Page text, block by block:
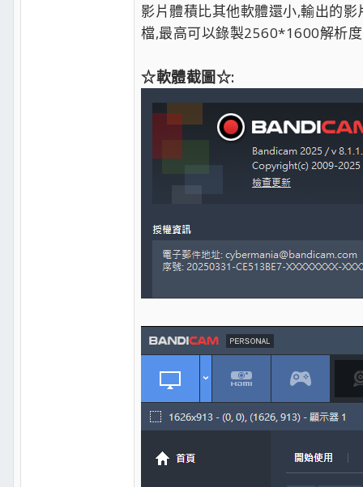
影片體積比其他軟體還小,輸出的
檔,最高可以錄製2560*1600解析
☆軟體截圖☆: